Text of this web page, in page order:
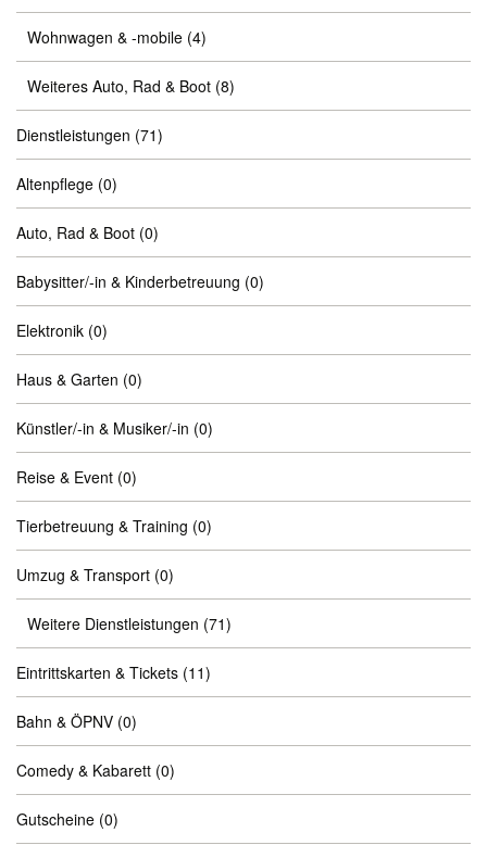
Wohnwagen & -mobile (4)
Weiteres Auto, Rad & Boot (8)
Dienstleistungen (71)
Altenpflege (0)
Auto, Rad & Boot (0)
Babysitter/-in & Kinderbetreuung (0)
Elektronik (0)
Haus & Garten (0)
Künstler/-in & Musiker/-in (0)
Reise & Event (0)
Tierbetreuung & Training (0)
Umzug & Transport (0)
Weitere Dienstleistungen (71)
Eintrittskarten & Tickets (11)
Bahn & ÖPNV (0)
Comedy & Kabarett (0)
Gutscheine (0)